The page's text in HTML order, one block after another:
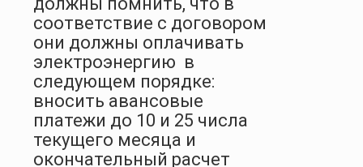
соответствие с договором
они должны оплачивать
электроэнергию в
следующем порядке:
вносить авансовые
платежи до 10 и 25 числа
текущего месяца и
окончательный расчет